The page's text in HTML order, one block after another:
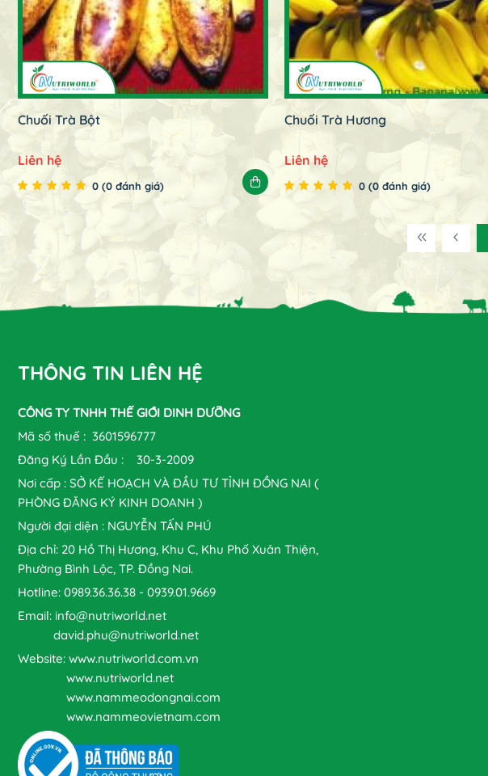
Chuối Trà Bột
Liên hệ
0 (0 đánh giá)
Chuối Trà Hương
Liên hệ
0 (0 đánh giá)
THÔNG TIN LIÊN HỆ
CÔNG TY TNHH THẾ GIỚI DINH DƯỠNG
Mã số thuế : 3601596777
Đăng Ký Lần Đầu : 30-3-2009
Nơi cấp : SỞ KẾ HOẠCH VÀ ĐẦU TƯ TỈNH ĐỒNG NAI (
PHÒNG ĐĂNG KÝ KINH DOANH )
Người đại diện : NGUYỄN TẤN PHÚ
Địa chỉ: 20 Hồ Thị Hương, Khu C, Khu Phố Xuân Thiện,
Phường Bình Lộc, TP. Đồng Nai.
Hotline: 0989.36.36.38 - 0939.01.9669
Email: info@nutriworld.net
david.phu@nutriworld.net
Website: www.nutriworld.com.vn
www.nutriworld.net
www.nammeodongnai.com
www.nammeovietnam.com